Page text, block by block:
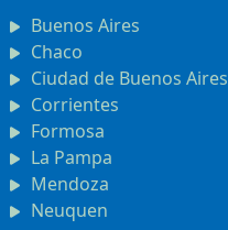
Buenos Aires
Chaco
Ciudad de Buenos Aires
Corrientes
Formosa
La Pampa
Mendoza
Neuquen